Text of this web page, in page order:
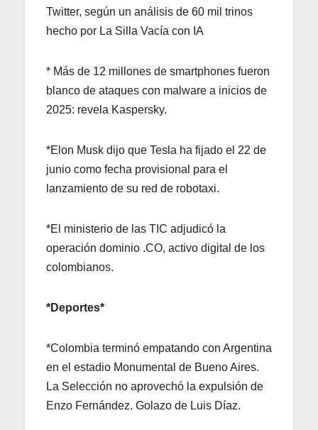
Twitter, según un análisis de 60 mil trinos
hecho por La Silla Vacía con IA
* Más de 12 millones de smartphones fueron
blanco de ataques con malware a inicios de
2025: revela Kaspersky.
*Elon Musk dijo que Tesla ha fijado el 22 de
junio como fecha provisional para el
lanzamiento de su red de robotaxi.
*El ministerio de las TIC adjudicó la
operación dominio .CO, activo digital de los
colombianos.
*Deportes*
*Colombia terminó empatando con Argentina
en el estadio Monumental de Bueno Aires.
La Selección no aprovechó la expulsión de
Enzo Fernández. Golazo de Luis Díaz.